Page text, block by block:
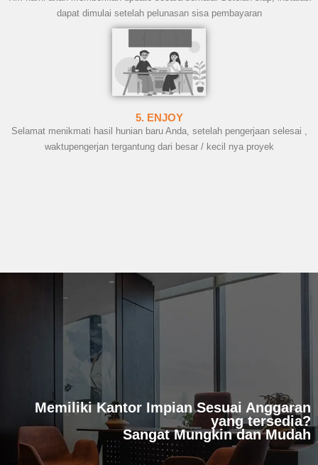
dapat dimulai setelah pelunasan sisa pembayaran
5. ENJOY
Selamat menikmati hasil hunian baru Anda, setelah pengerjaan selesai ,
waktupengerjan tergantung dari besar / kecil nya proyek
Memiliki Kantor Impian Sesuai Anggaran
yang tersedia?
Sangat Mungkin dan Mudah